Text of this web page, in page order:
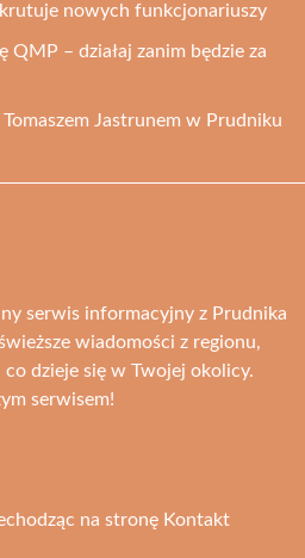
nowych funkcjonariuszy
QMP – działaj zanim będzie za
Jastrunem w Prudniku
serwis informacyjny z Prudnika
wiadomości z regionu,
dzieje się w Twojej okolicy.
serwisem!
na stronę Kontakt